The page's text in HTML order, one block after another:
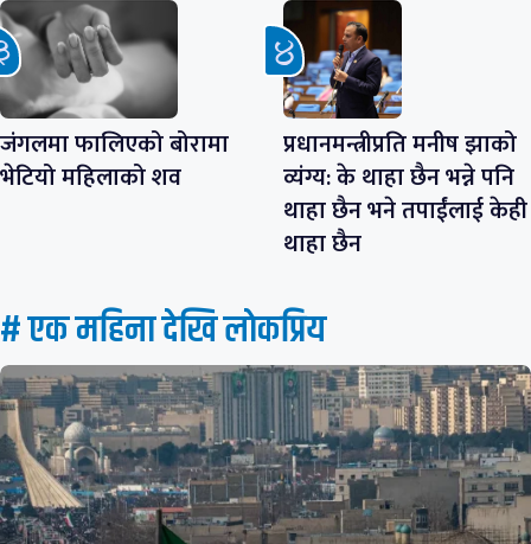
जंगलमा फालिएको बोरामा
भेटियो महिलाको शव
प्रधानमन्त्रीप्रति मनीष झाको
व्यंग्य: के थाहा छैन भन्ने पनि
थाहा छैन भने तपाईंलाई केही
थाहा छैन
# एक महिना देखि लाेकप्रिय